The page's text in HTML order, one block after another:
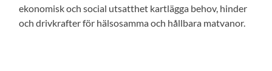
ekonomisk och social utsatthet kartlägga behov, hinder
och drivkrafter för hälsosamma och hållbara matvanor.